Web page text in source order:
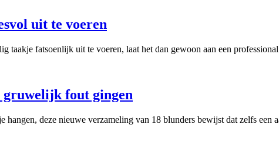
uit te voeren
fatsoenlijk uit te voeren, laat het dan gewoon aan een
gruwelijk fout gingen
deze nieuwe verzameling van 18 blunders bewijst dat zelfs een